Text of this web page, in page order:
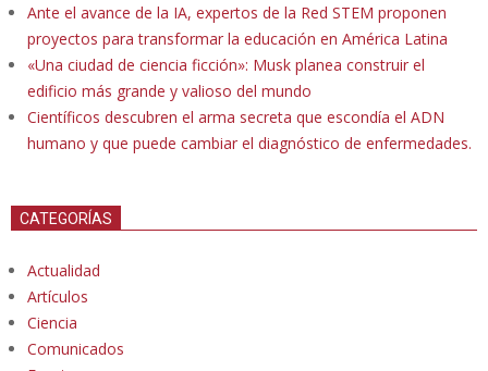
Ante el avance de la IA, expertos de la Red STEM proponen
proyectos para transformar la educación en América Latina
«Una ciudad de ciencia ficción»: Musk planea construir el
edificio más grande y valioso del mundo
Científicos descubren el arma secreta que escondía el ADN
humano y que puede cambiar el diagnóstico de enfermedades.
CATEGORÍAS
Actualidad
Artículos
Ciencia
Comunicados